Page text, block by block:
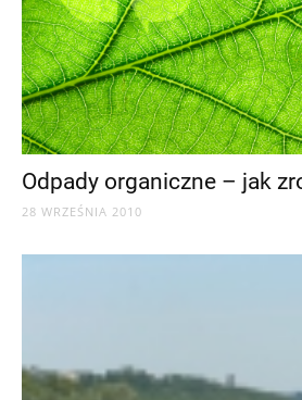
Odpady organiczne – jak
28 WRZEŚNIA 2010